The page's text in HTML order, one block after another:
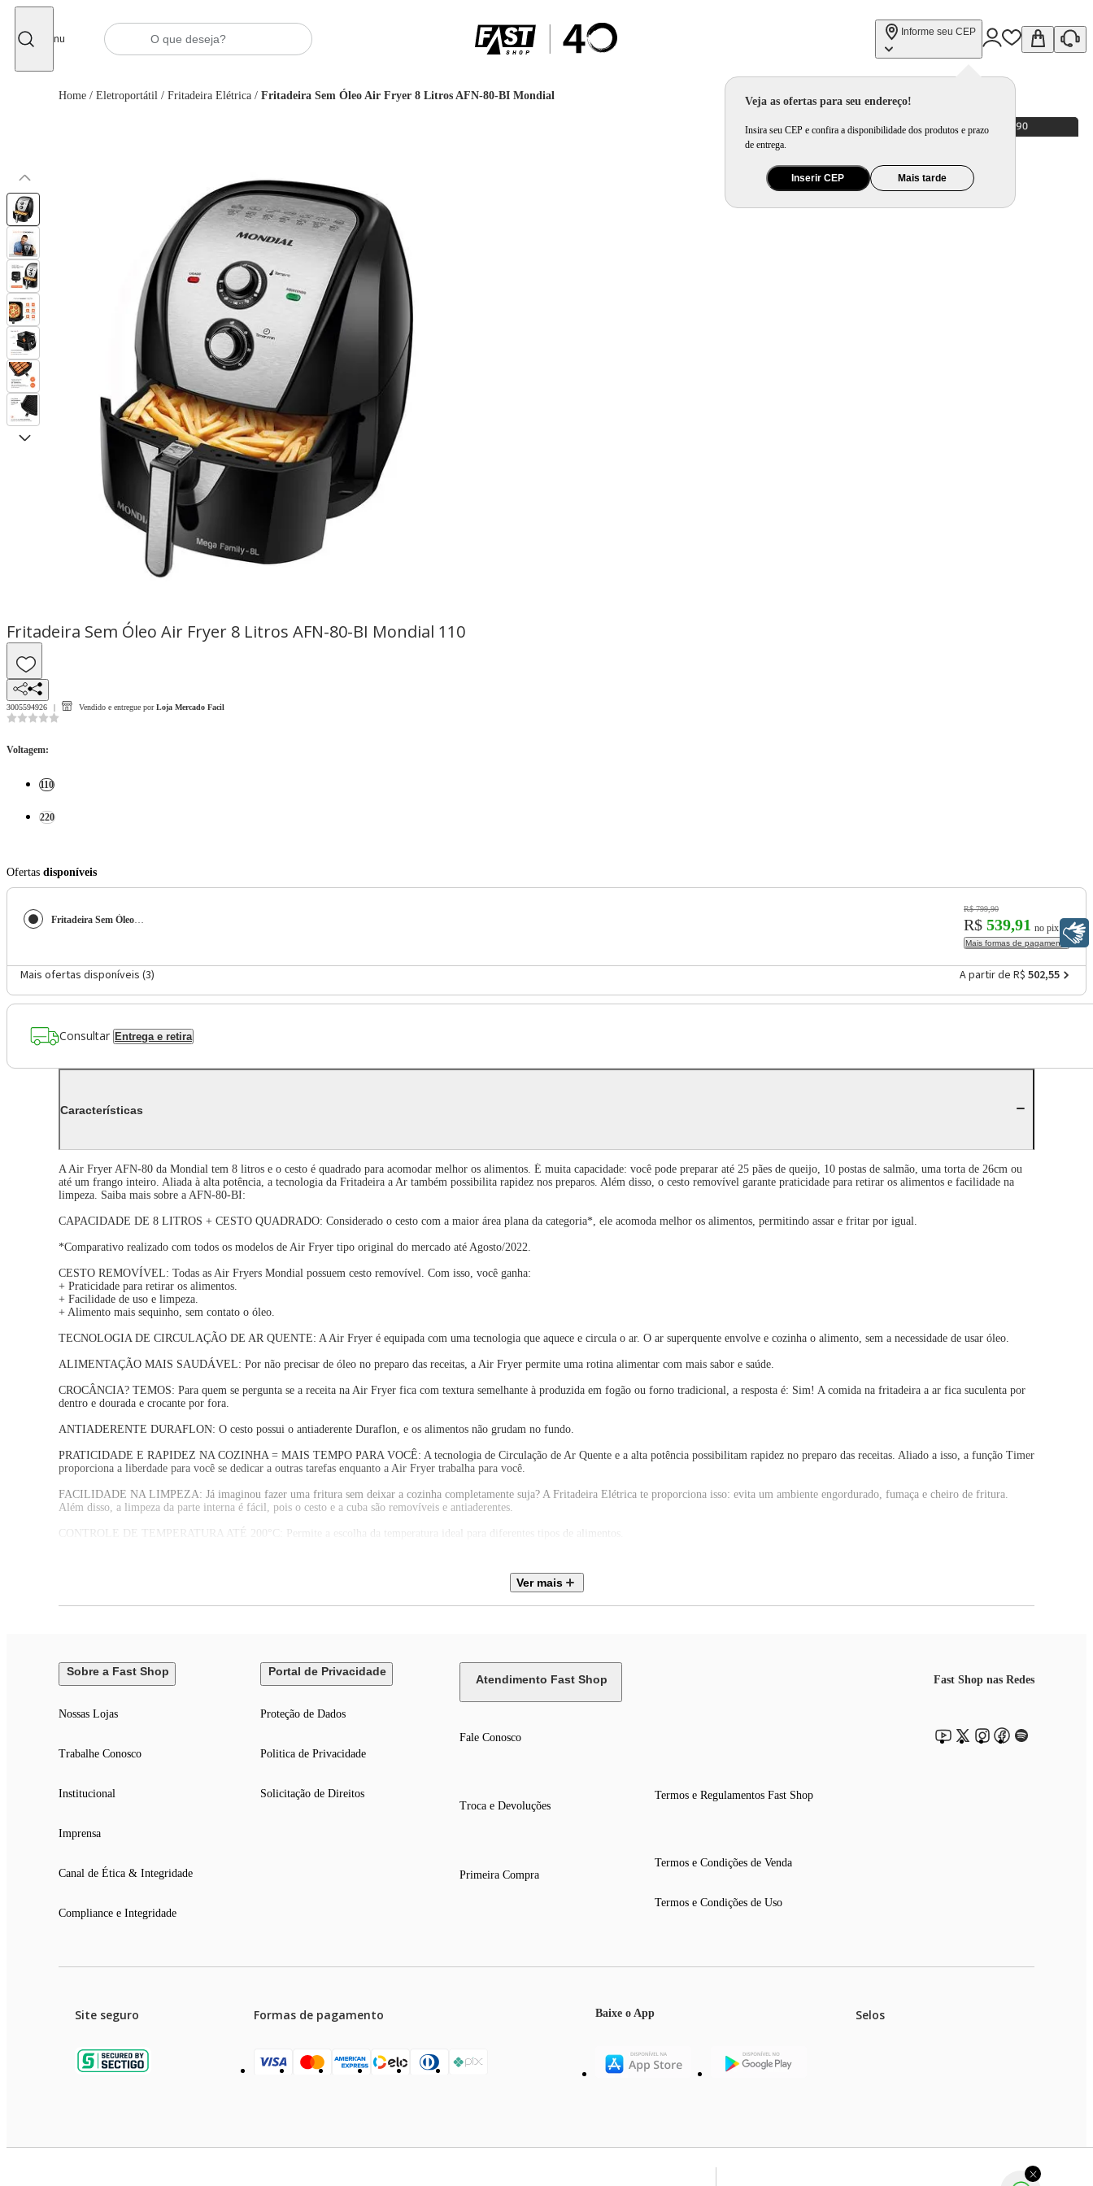
Menu
Informe seu CEP
Veja as ofertas para seu endereço!
Insira seu CEP e confira a disponibilidade dos produtos e prazo
de entrega.
Inserir CEP Mais tarde
Home / Eletroportátil / Fritadeira Elétrica / Fritadeira Sem Óleo Air Fryer 8 Litros AFN-80-BI Mondial
Fritadeira Sem Óleo Air Fryer 8 Litros AFN-80-BI Mondial 110
3005594926 Vendido e entregue por Loja Mercado Facil
Voltagem:
110
220
Ofertas disponíveis
Fritadeira Sem Óleo Air Fryer 8 Litros AFN-80-BI Mondial
R$ 799,90
R$ 539,91 no pix
Mais formas de pagamento
Mais ofertas disponíveis (3) A partir de R$ 502,55
Consultar Entrega e retira
Características
A Air Fryer AFN-80 da Mondial tem 8 litros e o cesto é quadrado para acomodar melhor os alimentos. É muita capacidade: você pode preparar até 25 pães de queijo, 10 postas de salmão, uma torta de 26cm ou
até um frango inteiro. Aliada à alta potência, a tecnologia da Fritadeira a Ar também possibilita rapidez nos preparos. Além disso, o cesto removível garante praticidade para retirar os alimentos e facilidade na
limpeza. Saiba mais sobre a AFN-80-BI:
CAPACIDADE DE 8 LITROS + CESTO QUADRADO: Considerado o cesto com a maior área plana da categoria*, ele acomoda melhor os alimentos, permitindo assar e fritar por igual.
*Comparativo realizado com todos os modelos de Air Fryer tipo original do mercado até Agosto/2022.
CESTO REMOVÍVEL: Todas as Air Fryers Mondial possuem cesto removível. Com isso, você ganha:
+ Praticidade para retirar os alimentos.
+ Facilidade de uso e limpeza.
+ Alimento mais sequinho, sem contato o óleo.
TECNOLOGIA DE CIRCULAÇÃO DE AR QUENTE: A Air Fryer é equipada com uma tecnologia que aquece e circula o ar. O ar superquente envolve e cozinha o alimento, sem a necessidade de usar óleo.
ALIMENTAÇÃO MAIS SAUDÁVEL: Por não precisar de óleo no preparo das receitas, a Air Fryer permite uma rotina alimentar com mais sabor e saúde.
CROCÂNCIA? TEMOS: Para quem se pergunta se a receita na Air Fryer fica com textura semelhante à produzida em fogão ou forno tradicional, a resposta é: Sim! A comida na fritadeira a ar fica suculenta por
dentro e dourada e crocante por fora.
ANTIADERENTE DURAFLON: O cesto possui o antiaderente Duraflon, e os alimentos não grudam no fundo.
PRATICIDADE E RAPIDEZ NA COZINHA = MAIS TEMPO PARA VOCÊ: A tecnologia de Circulação de Ar Quente e a alta potência possibilitam rapidez no preparo das receitas. Aliado a isso, a função Timer
proporciona a liberdade para você se dedicar a outras tarefas enquanto a Air Fryer trabalha para você.
FACILIDADE NA LIMPEZA: Já imaginou fazer uma fritura sem deixar a cozinha completamente suja? A Fritadeira Elétrica te proporciona isso: evita um ambiente engordurado, fumaça e cheiro de fritura.
Além disso, a limpeza da parte interna é fácil, pois o cesto e a cuba são removíveis e antiaderentes.
CONTROLE DE TEMPERATURA ATÉ 200°C: Permite a escolha da temperatura ideal para diferentes tipos de alimentos.
MUITO ALÉM DE BATATA FRITA: A Air Fryer é versátil e permite que você prepare pratos que vão muito além da clássica batata frita. É possível preparar legumes, carnes, peixes, lasanha, pizzas, além de
Ver mais
Sobre a Fast Shop
Nossas Lojas
Trabalhe Conosco
Institucional
Imprensa
Canal de Ética & Integridade
Compliance e Integridade
Portal de Privacidade
Proteção de Dados
Politica de Privacidade
Solicitação de Direitos
Atendimento Fast Shop
Fale Conosco
Troca e Devoluções
Primeira Compra
Termos e Regulamentos Fast Shop
Termos e Condições de Venda
Termos e Condições de Uso
Fast Shop nas Redes
Site seguro Formas de pagamento Baixe o App Selos
Libras